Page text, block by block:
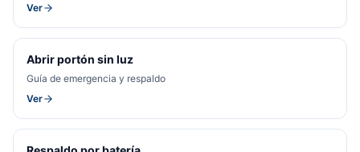
Ver
Abrir portón sin luz
Guía de emergencia y respaldo
Ver